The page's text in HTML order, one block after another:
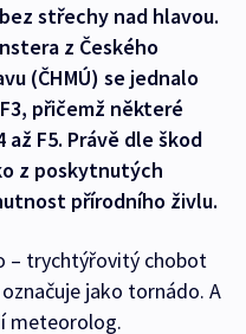
střechy nad hlavou.
z Českého
(ČHMÚ) se jednalo
přičemž některé
F5. Právě dle škod
z poskytnutých
přírodního živlu.
– trychtýřovitý chobot
jako tornádo. A
meteorolog.